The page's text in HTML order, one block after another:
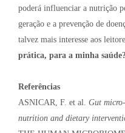
poderá influenciar a nutrição
geração e a prevenção de
talvez mais interesse aos
prática, para a minha saúde?
Referências
ASNICAR, F. et al. Gut
nutrition and dietary